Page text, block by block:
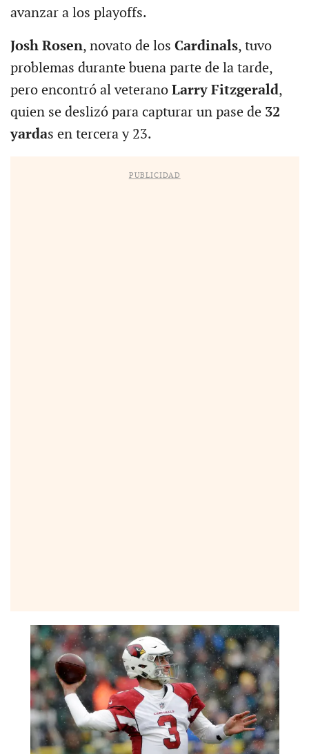
avanzar a los playoffs.
Josh Rosen, novato de los Cardinals, tuvo
problemas durante buena parte de la tarde,
pero encontró al veterano Larry Fitzgerald,
quien se deslizó para capturar un pase de 32
yardas en tercera y 23.
PUBLICIDAD